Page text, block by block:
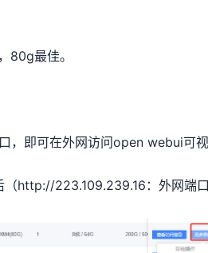
80g最佳。
，即可在外网访问open webui可
http://223.109.239.16：外网端